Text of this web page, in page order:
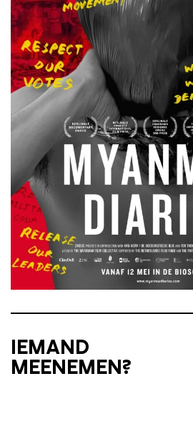
IEMAND
MEENEMEN?